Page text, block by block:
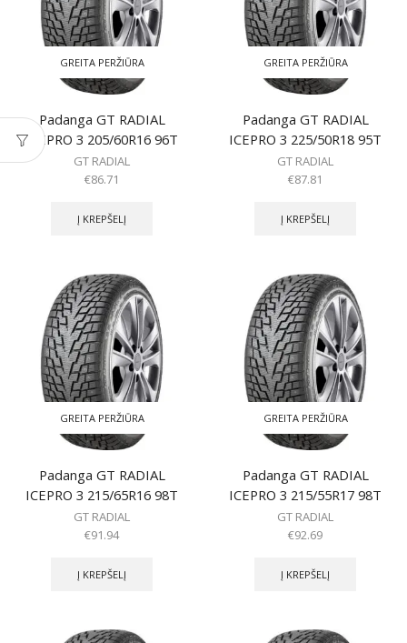
GREITA PERŽIŪRA
Padanga GT RADIAL
ICEPRO 3 205/60R16 96T
GT RADIAL
€86.71
Į KREPŠELĮ
GREITA PERŽIŪRA
Padanga GT RADIAL
ICEPRO 3 225/50R18 95T
GT RADIAL
€87.81
Į KREPŠELĮ
GREITA PERŽIŪRA
Padanga GT RADIAL
ICEPRO 3 215/65R16 98T
GT RADIAL
€91.94
Į KREPŠELĮ
GREITA PERŽIŪRA
Padanga GT RADIAL
ICEPRO 3 215/55R17 98T
GT RADIAL
€92.69
Į KREPŠELĮ